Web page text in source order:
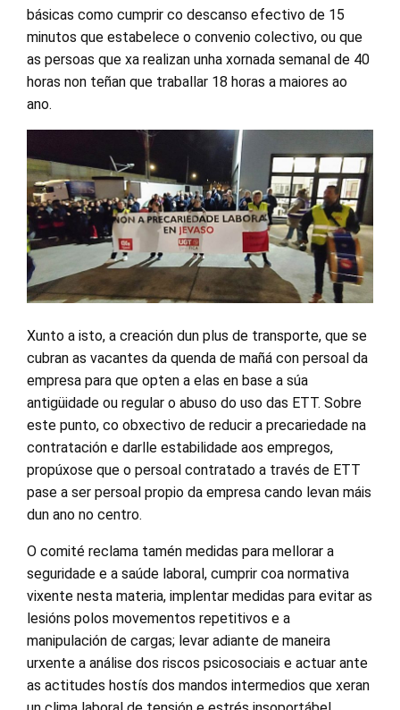
básicas como cumprir co descanso efectivo de 15
minutos que estabelece o convenio colectivo, ou que
as persoas que xa realizan unha xornada semanal de 40
horas non teñan que traballar 18 horas a maiores ao
ano.
Xunto a isto, a creación dun plus de transporte, que se
cubran as vacantes da quenda de mañá con persoal da
empresa para que opten a elas en base a súa
antigüidade ou regular o abuso do uso das ETT. Sobre
este punto, co obxectivo de reducir a precariedade na
contratación e darlle estabilidade aos empregos,
propúxose que o persoal contratado a través de ETT
pase a ser persoal propio da empresa cando levan máis
dun ano no centro.
O comité reclama tamén medidas para mellorar a
seguridade e a saúde laboral, cumprir coa normativa
vixente nesta materia, implentar medidas para evitar as
lesións polos movementos repetitivos e a
manipulación de cargas; levar adiante de maneira
urxente a análise dos riscos psicosociais e actuar ante
as actitudes hostís dos mandos intermedios que xeran